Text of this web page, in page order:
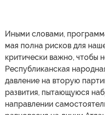
Иными словами,
мая полна рисков для
критически важно, чтобы
Республиканская
давление на вторую
развития, пытающуюся
направлении